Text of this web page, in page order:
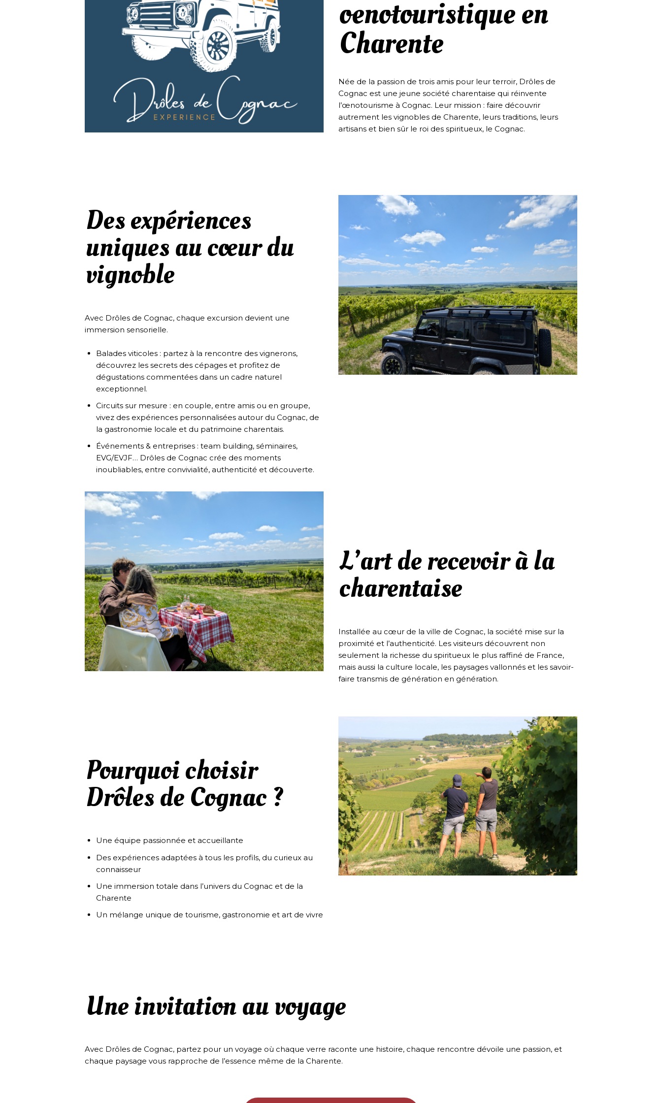
oenotouristique en
Charente
Née de la passion de trois amis pour leur terroir, Drôles de
Cognac est une jeune société charentaise qui réinvente
l’œnotourisme à Cognac. Leur mission : faire découvrir
autrement les vignobles de Charente, leurs traditions, leurs
artisans et bien sûr le roi des spiritueux, le Cognac.
Des expériences
uniques au cœur du
vignoble
Avec Drôles de Cognac, chaque excursion devient une
immersion sensorielle.
Balades viticoles : partez à la rencontre des vignerons,
découvrez les secrets des cépages et profitez de
dégustations commentées dans un cadre naturel
exceptionnel.
Circuits sur mesure : en couple, entre amis ou en groupe,
vivez des expériences personnalisées autour du Cognac, de
la gastronomie locale et du patrimoine charentais.
Événements & entreprises : team building, séminaires,
EVG/EVJF… Drôles de Cognac crée des moments
inoubliables, entre convivialité, authenticité et découverte.
L’art de recevoir à la
charentaise
Installée au cœur de la ville de Cognac, la société mise sur la
proximité et l’authenticité. Les visiteurs découvrent non
seulement la richesse du spiritueux le plus raffiné de France,
mais aussi la culture locale, les paysages vallonnés et les savoir-
faire transmis de génération en génération.
Pourquoi choisir
Drôles de Cognac ?
Une équipe passionnée et accueillante
Des expériences adaptées à tous les profils, du curieux au
connaisseur
Une immersion totale dans l’univers du Cognac et de la
Charente
Un mélange unique de tourisme, gastronomie et art de vivre
Une invitation au voyage
Avec Drôles de Cognac, partez pour un voyage où chaque verre raconte une histoire, chaque rencontre dévoile une passion, et
chaque paysage vous rapproche de l’essence même de la Charente.